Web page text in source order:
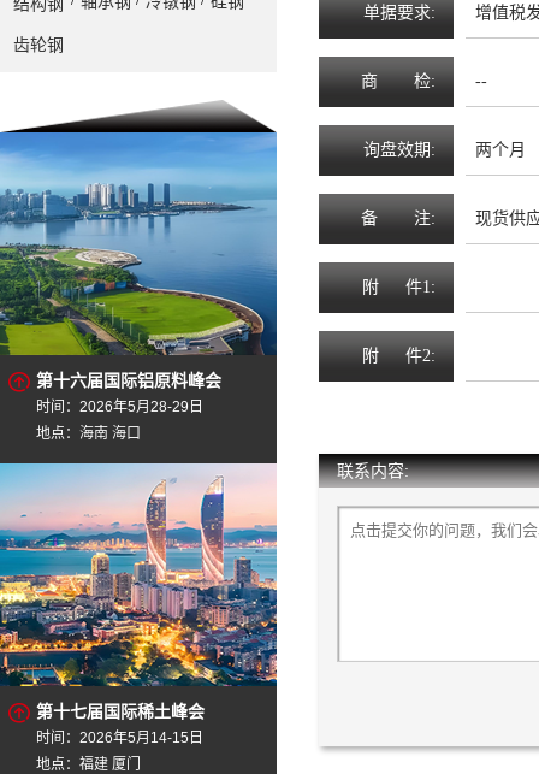
结构钢
齿轮钢
第十六届国际铝原料峰会
时间：2026年5月28-29日
地点：海南 海口
第十七届国际稀土峰会
时间：2026年5月14-15日
地点：福建 厦门
单据要求: 增值税
商 检: --
询盘效期 : 两个月
备 注: 现货供
附 件1:
附 件2:
联系内容: